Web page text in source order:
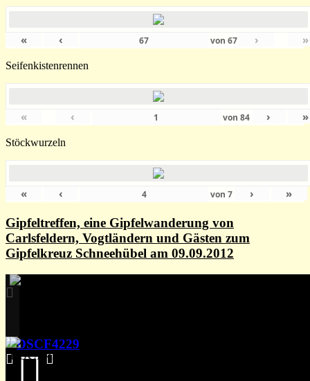
« ‹ von67 › »
Seifenkistenrennen
« ‹ von 84 › »
Stöckwurzeln
« ‹ von7 › »
Gipfeltreffen, eine Gipfelwanderung von
Carlsfeldern, Vogtländern und Gästen zum
Gipfelkreuz Schneehübel am 09.09.2012